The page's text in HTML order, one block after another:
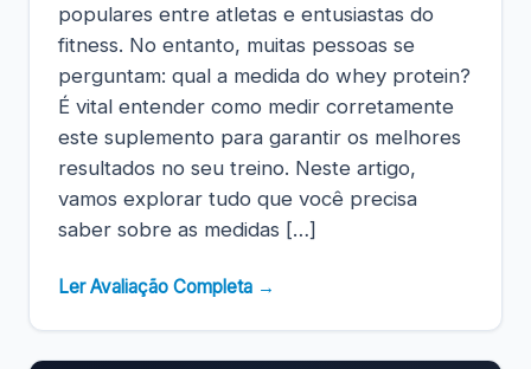
populares entre atletas e entusiastas do
fitness. No entanto, muitas pessoas se
perguntam: qual a medida do whey protein?
É vital entender como medir corretamente
este suplemento para garantir os melhores
resultados no seu treino. Neste artigo,
vamos explorar tudo que você precisa
saber sobre as medidas […]
Ler Avaliação Completa →